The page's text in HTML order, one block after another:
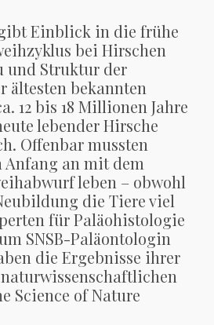
Einblick in die frühe
bei Hirschen
und Struktur der
ältesten bekannten
12 bis 18 Millionen Jahre
lebender Hirsche
Offenbar mussten
Anfang an mit dem
leben – obwohl
die Tiere viel
für Paläohistologie
SNSB-Paläontologin
die Ergebnisse ihrer
Science of Nature